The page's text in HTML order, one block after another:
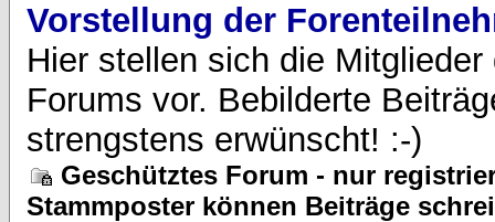
Vorstellung der
Hier stellen sich die Mitglieder
Forums vor. Bebilderte
strengstens erwünscht! :-)
Geschütztes Forum - nur
Stammposter können Beiträge